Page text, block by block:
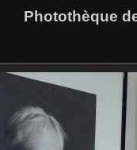
Photothèque